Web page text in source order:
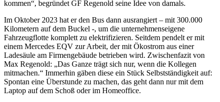
kommen“, begründet GF Regenold seine Idee von damals.
Im Oktober 2023 hat er den Bus dann ausrangiert – mit 300.000
Kilometern auf dem Buckel -, um die unternehmenseigene
Fahrzeugflotte komplett zu elektrifizieren. Seitdem pendelt er mit
einem Mercedes EQV zur Arbeit, der mit Ökostrom aus einer
Ladesäule am Firmengebäude betrieben wird. Zwischenfazit von
Max Regenold: „Das Ganze trägt sich nur, wenn die Kollegen
mitmachen.“ Immerhin gäben diese ein Stück Selbstständigkeit auf:
Spontan eine Überstunde zu machen, das geht dann nur mit dem
Laptop auf dem Schoß oder im Homeoffice.